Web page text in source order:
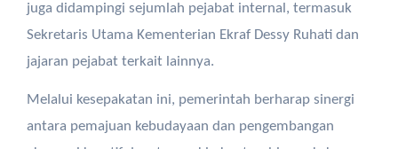
juga didampingi sejumlah pejabat internal, termasuk
Sekretaris Utama Kementerian Ekraf Dessy Ruhati dan
jajaran pejabat terkait lainnya.
Melalui kesepakatan ini, pemerintah berharap sinergi
antara pemajuan kebudayaan dan pengembangan